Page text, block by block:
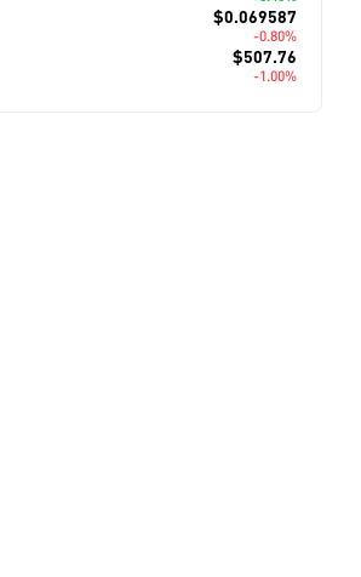
$0.069587
-0.80%
$507.76
-1.00%